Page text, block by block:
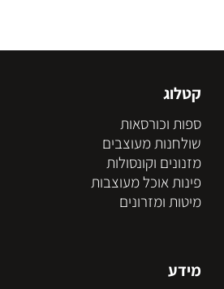
קטלוג
ספות וכורסאות
שולחנות מעוצבים
מזנונים וקונסולות
פינות אוכל מעוצבות
מיטות ומזרונים
מידע